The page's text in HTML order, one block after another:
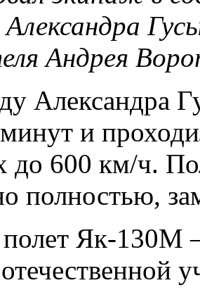
Александра
Андрея
Александра
и
до 600 км/ч.
полностью,
Як-130М